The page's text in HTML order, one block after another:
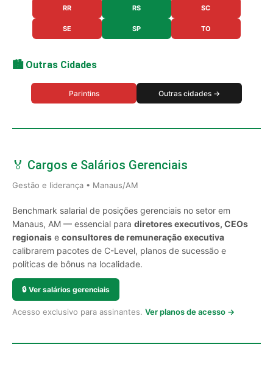
RR RS SC
SE SP TO
🏙️ Outras Cidades
Parintins Outras cidades →
🏅 Cargos e Salários Gerenciais
Gestão e liderança • Manaus/AM
Benchmark salarial de posições gerenciais no setor em
Manaus, AM — essencial para diretores executivos, CEOs
regionais e consultores de remuneração executiva
calibrarem pacotes de C-Level, planos de sucessão e
políticas de bônus na localidade.
🔒 Ver salários gerenciais
Acesso exclusivo para assinantes. Ver planos de acesso →